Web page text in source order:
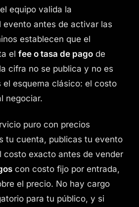
equipo valida la
evento antes de activar las
establecen que el
el fee o tasa de pago de
cifra no se publica y no es
el esquema clásico: el costo
negociar.
puro con precios
tu cuenta, publicas tu evento
costo exacto antes de vender
con costo fijo por entrada,
el precio. No hay cargo
para tu público, y si